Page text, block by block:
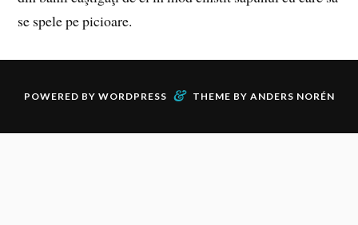
se spele pe picioare.
POWERED BY WORDPRESS & THEME BY ANDERS NORÉN